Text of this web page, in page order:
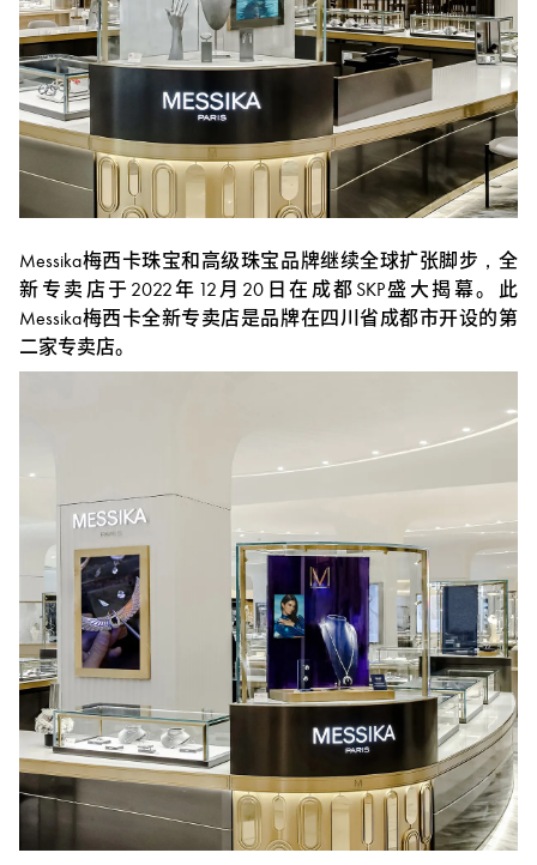
Messika梅西卡珠宝和高级珠宝品牌继续全球扩张脚步，全
新专卖店于2022年12月20日在成都SKP盛大揭幕。此
Messika梅西卡全新专卖店是品牌在四川省成都市开设的第
二家专卖店。